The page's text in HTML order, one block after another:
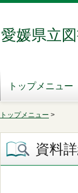
愛媛県立
トップメニュー
トップメニュー >
資料